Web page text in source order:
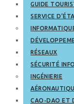
GUIDE
SERVICE
RÉSEAUX
SÉCURITÉ
INGÉNIERIE
CAO-DAO ET